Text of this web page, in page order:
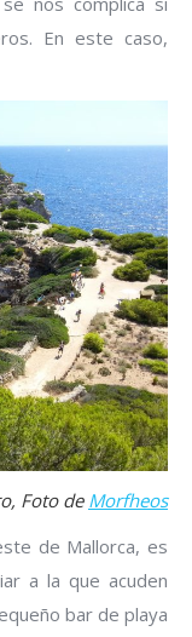
En este caso,
Foto de Morfheos
de Mallorca, es
a la que acuden
bar de playa